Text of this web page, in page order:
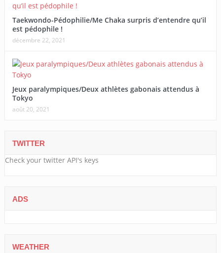
Taekwondo-Pédophilie/Me Chaka surpris d’entendre qu’il
est pédophile !
décembre 22, 2021
Jeux paralympiques/Deux athlètes gabonais attendus à
Tokyo
août 20, 2021
TWITTER
Check your twitter API's keys
ADS
WEATHER